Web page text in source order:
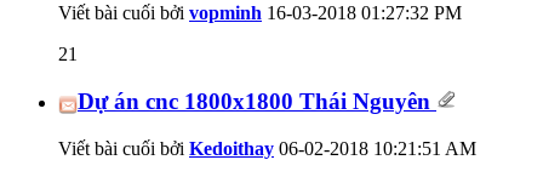
Viết bài cuối bởi vopminh 16-03-2018 01:27:32 PM
21
Dự án cnc 1800x1800 Thái Nguyên
Viết bài cuối bởi Kedoithay 06-02-2018 10:21:51 AM